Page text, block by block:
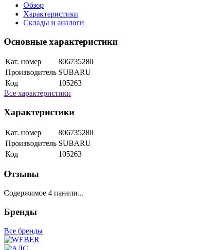
Обзор
Характеристики
Склады и аналоги
Основные характеристики
Кат. номер
806735280
Производитель SUBARU
Код
105263
Все характеристики
Характеристики
Кат. номер
806735280
Производитель SUBARU
Код
105263
Отзывы
Содержимое 4 панели...
Бренды
Все бренды